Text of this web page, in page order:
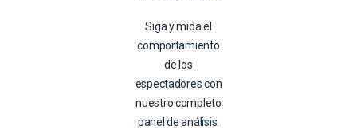
Siga y mida el
comportamiento
de los
espectadores con
nuestro completo
panel de análisis.